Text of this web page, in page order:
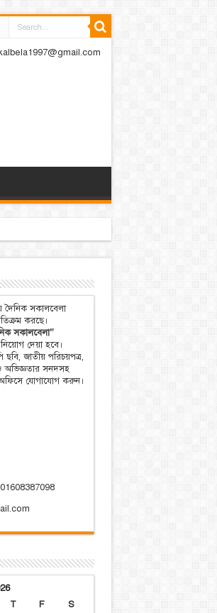
দৈনিক সকালবেলা
করছে।
সকালবেলা”
নিয়োগ দেয়া হবে।
ছবি, জাতীয় পরিচয়পত্র,
অভিজ্ঞতার সনদসহ
যোগাযোগ করুন।
T F
S